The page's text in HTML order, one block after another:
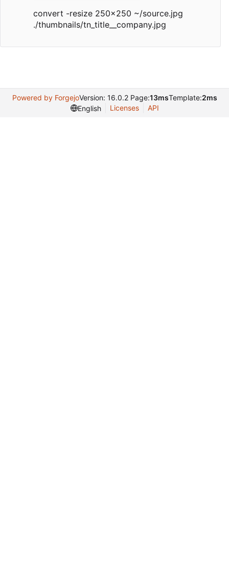
convert -resize 250x250 ~/source.jpg
./thumbnails/tn_title__company.jpg
Powered by ForgejoVersion: 16.0.2 Page:13msTemplate:2ms
English
Licenses API